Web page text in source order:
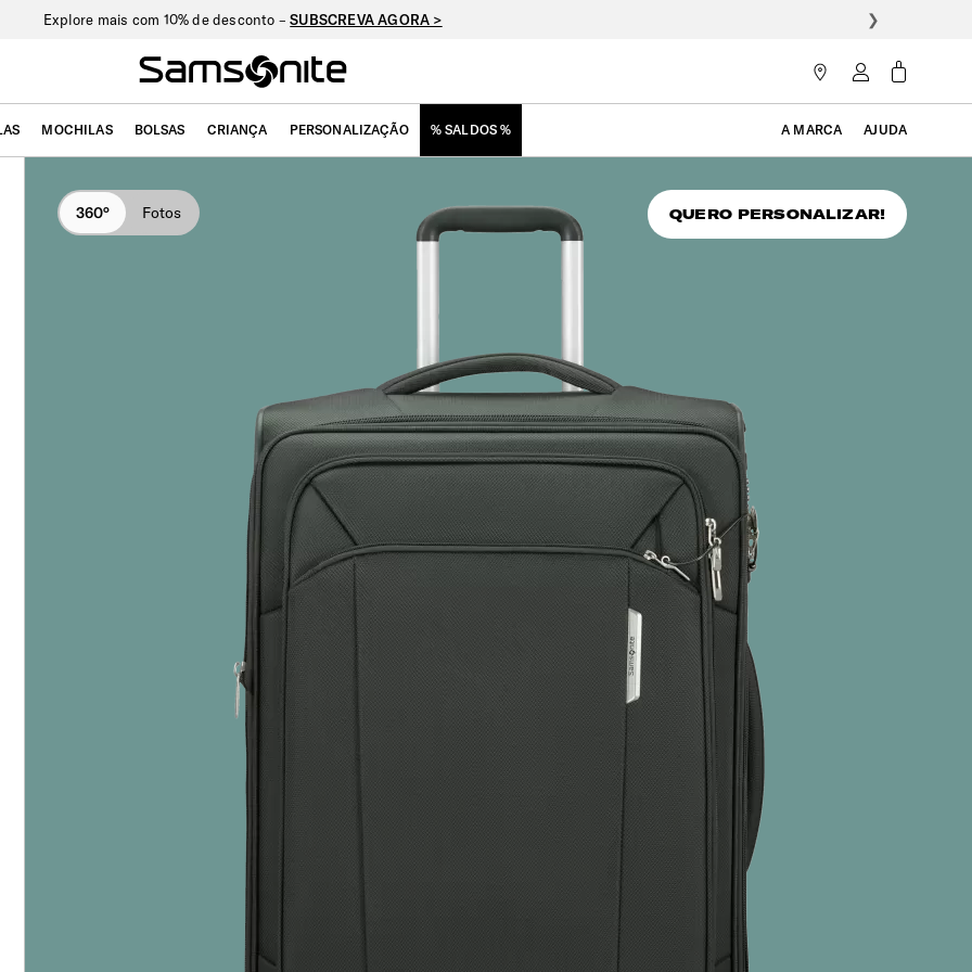
Nova Nexis: oferta exclusiva de personalização –VER COLEÇÃO > ❯
MOCHILAS BOLSAS CRIANÇA PERSONALIZAÇÃO % SALDOS % A MARCA AJUDA
QUERO PERSONALIZAR!
360° Fotos